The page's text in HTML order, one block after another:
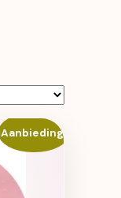
Aanbieding!